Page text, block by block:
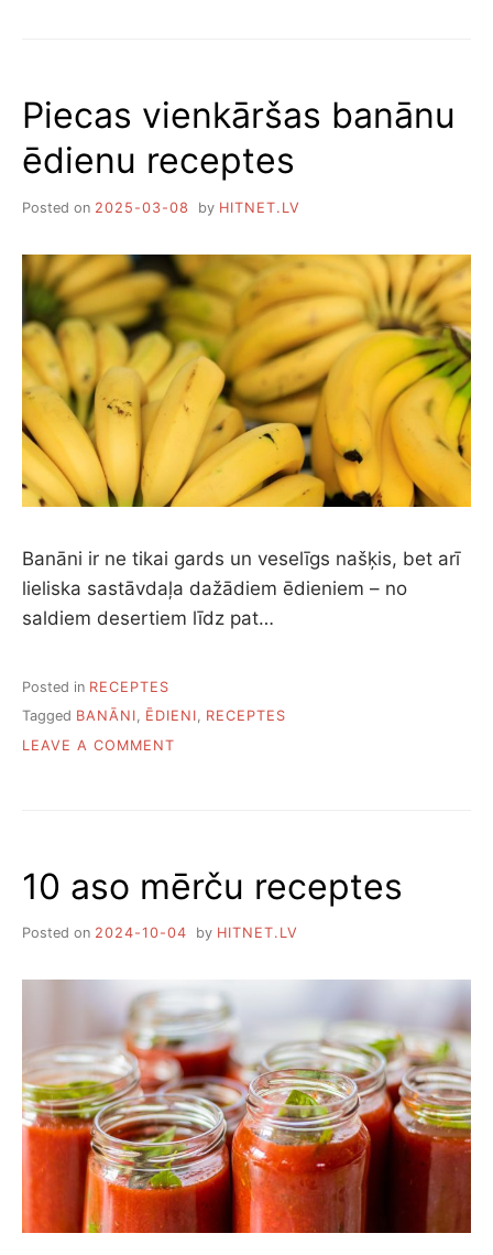
Piecas vienkāršas banānu
ēdienu receptes
Posted on 2025-03-08 by HITNET.LV
Banāni ir ne tikai gards un veselīgs našķis, bet arī
lieliska sastāvdaļa dažādiem ēdieniem – no
saldiem desertiem līdz pat…
Posted in RECEPTES
Tagged BANĀNI, ĒDIENI, RECEPTES
LEAVE A COMMENT
10 aso mērču receptes
Posted on 2024-10-04 by HITNET.LV